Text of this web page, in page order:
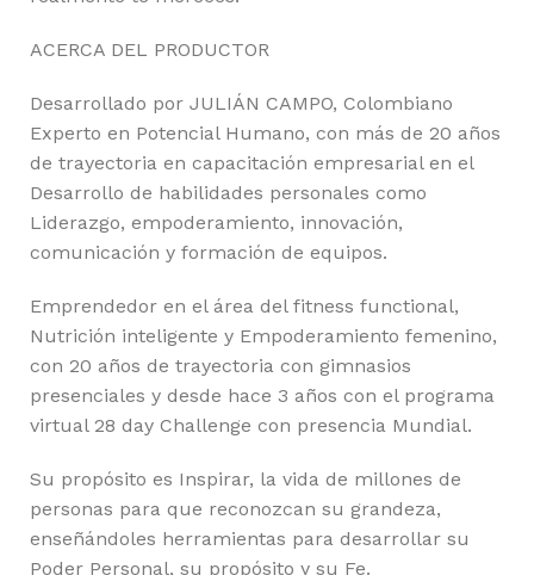
ACERCA DEL PRODUCTOR
Desarrollado por JULIÁN CAMPO, Colombiano
Experto en Potencial Humano, con más de 20 años
de trayectoria en capacitación empresarial en el
Desarrollo de habilidades personales como
Liderazgo, empoderamiento, innovación,
comunicación y formación de equipos.
Emprendedor en el área del fitness functional,
Nutrición inteligente y Empoderamiento femenino,
con 20 años de trayectoria con gimnasios
presenciales y desde hace 3 años con el programa
virtual 28 day Challenge con presencia Mundial.
Su propósito es Inspirar, la vida de millones de
personas para que reconozcan su grandeza,
enseñándoles herramientas para desarrollar su
Poder Personal, su propósito y su Fe.